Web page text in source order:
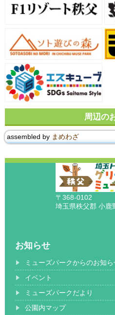
周辺の
assembled by まめわざ
〒368-0102
埼玉県秩父郡 小鹿
お知らせ
ミューズパークからのお知ら
イベント
ミューズパークだより
公園内マップ